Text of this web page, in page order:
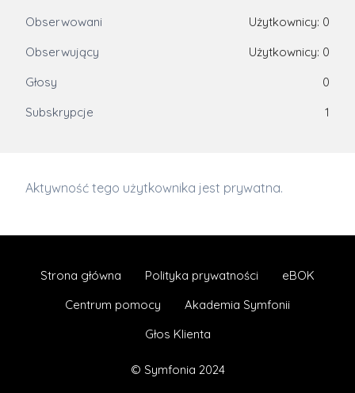
Obserwowani
Użytkownicy: 0
Obserwujący
Użytkownicy: 0
Głosy
0
Subskrypcje
1
Aktywność tego użytkownika jest prywatna.
Strona główna Polityka prywatności
eBOK
Centrum pomocy
Akademia Symfonii
Głos Klienta
© Symfonia 2024